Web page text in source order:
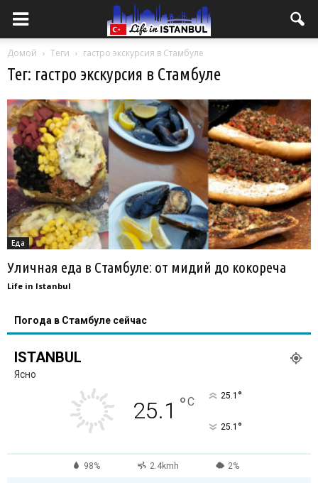
Домой Теги гастро экскурсия в Стамбуле
Тег: гастро экскурсия в Стамбуле
Еда
Уличная еда в Стамбуле: от мидий до кокореча
Life in Istanbul
Погода в Стамбуле сейчас
ISTANBUL
Ясно
25.1 °C 25.1 °
25.1 °
98% 2.4kmh 2%